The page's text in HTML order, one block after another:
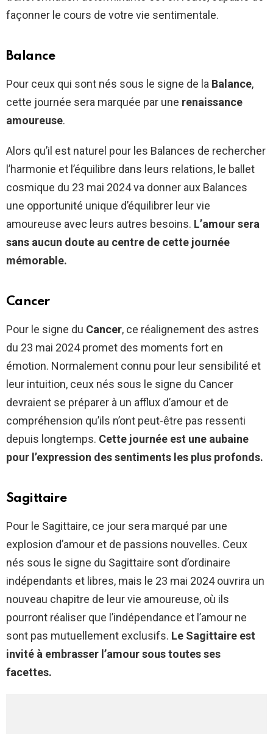
façonner le cours de votre vie sentimentale.
Balance
Pour ceux qui sont nés sous le signe de la Balance,
cette journée sera marquée par une renaissance
amoureuse.
Alors qu’il est naturel pour les Balances de rechercher
l’harmonie et l’équilibre dans leurs relations, le ballet
cosmique du 23 mai 2024 va donner aux Balances
une opportunité unique d’équilibrer leur vie
amoureuse avec leurs autres besoins. L’amour sera
sans aucun doute au centre de cette journée
mémorable.
Cancer
Pour le signe du Cancer, ce réalignement des astres
du 23 mai 2024 promet des moments fort en
émotion. Normalement connu pour leur sensibilité et
leur intuition, ceux nés sous le signe du Cancer
devraient se préparer à un afflux d’amour et de
compréhension qu’ils n’ont peut-être pas ressenti
depuis longtemps. Cette journée est une aubaine
pour l’expression des sentiments les plus profonds.
Sagittaire
Pour le Sagittaire, ce jour sera marqué par une
explosion d’amour et de passions nouvelles. Ceux
nés sous le signe du Sagittaire sont d’ordinaire
indépendants et libres, mais le 23 mai 2024 ouvrira un
nouveau chapitre de leur vie amoureuse, où ils
pourront réaliser que l’indépendance et l’amour ne
sont pas mutuellement exclusifs. Le Sagittaire est
invité à embrasser l’amour sous toutes ses
facettes.